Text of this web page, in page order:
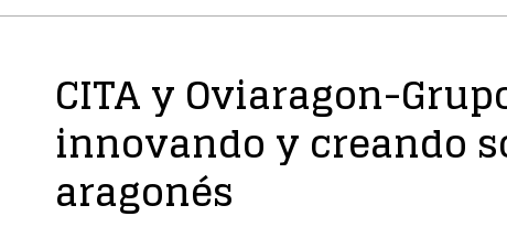
CITA y Oviaragon-
innovando y creando
aragonés